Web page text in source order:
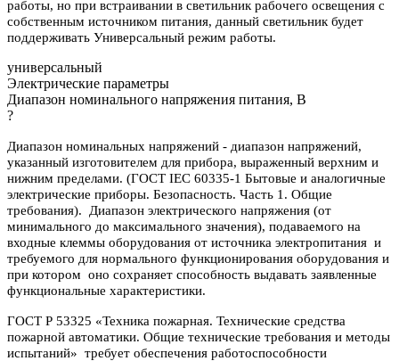
работы, но при встраивании в светильник рабочего освещения с
собственным источником питания, данный светильник будет
поддерживать Универсальный режим работы.
универсальный
Электрические параметры
Диапазон номинального напряжения питания, В
?
Диапазон номинальных напряжений - диапазон напряжений,
указанный изготовителем для прибора, выраженный верхним и
нижним пределами. (ГОСТ IEC 60335-1 Бытовые и аналогичные
электрические приборы. Безопасность. Часть 1. Общие
требования). Диапазон электрического напряжения (от
минимального до максимального значения), подаваемого на
входные клеммы оборудования от источника электропитания и
требуемого для нормального функционирования оборудования и
при котором оно сохраняет способность выдавать заявленные
функциональные характеристики.
ГОСТ Р 53325 «Техника пожарная. Технические средства
пожарной автоматики. Общие технические требования и методы
испытаний» требует обеспечения работоспособности